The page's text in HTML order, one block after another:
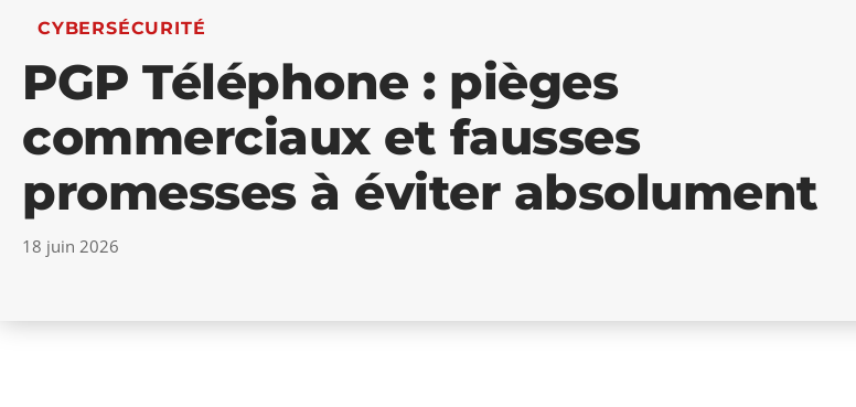
CYBERSÉCURITÉ
PGP Téléphone : pièges
commerciaux et fausses
promesses à éviter absolument
18 juin 2026